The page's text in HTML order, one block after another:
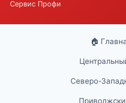
Сервис Профи
🏠
Северо-